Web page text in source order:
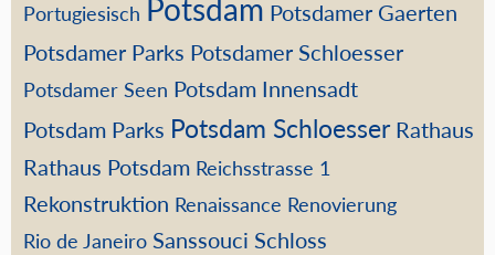
Portugiesisch Potsdam Potsdamer Gaerten
Potsdamer Parks Potsdamer Schloesser
Potsdamer Seen Potsdam Innensadt
Potsdam Parks Potsdam Schloesser Rathaus
Rathaus Potsdam Reichsstrasse 1
Rekonstruktion Renaissance Renovierung
Rio de Janeiro Sanssouci Schloss